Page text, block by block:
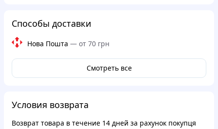
Способы доставки
Нова Пошта — от 70 грн
Смотреть все
Условия возврата
Возврат товара в течение 14 дней за рахунок покупця